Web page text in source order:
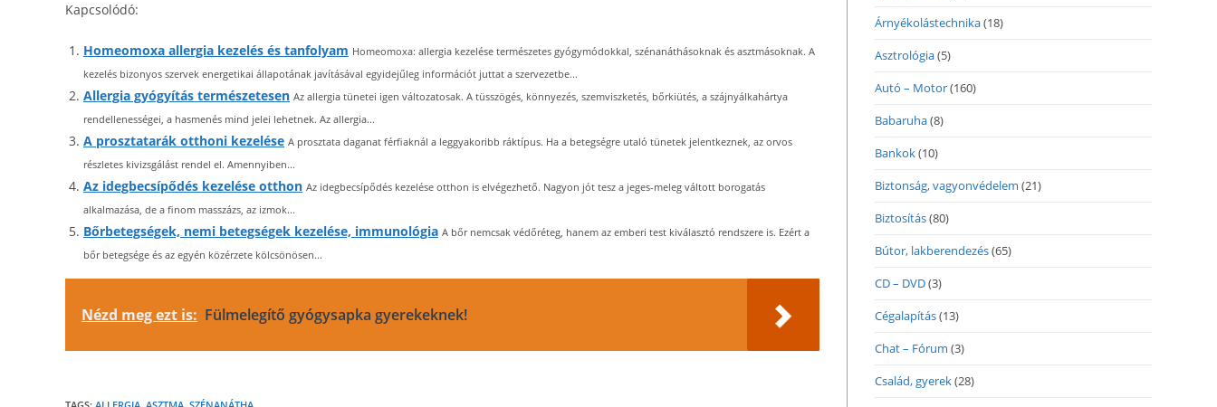
Kapcsolódó:
Homeomoxa allergia kezelés és tanfolyam Homeomoxa: allergia kezelése természetes gyógymódokkal, szénanáthásoknak és asztmásoknak. A
kezelés bizonyos szervek energetikai állapotának javításával egyidejűleg információt juttat a szervezetbe...
Allergia gyógyítás természetesen Az allergia tünetei igen változatosak. A tüsszögés, könnyezés, szemviszketés, bőrkiütés, a szájnyálkahártya
rendellenességei, a hasmenés mind jelei lehetnek. Az allergia...
A prosztatarák otthoni kezelése A prosztata daganat férfiaknál a leggyakoribb ráktípus. Ha a betegségre utaló tünetek jelentkeznek, az orvos
részletes kivizsgálást rendel el. Amennyiben...
Az idegbecsípődés kezelése otthon Az idegbecsípődés kezelése otthon is elvégezhető. Nagyon jót tesz a jeges-meleg váltott borogatás
alkalmazása, de a finom masszázs, az izmok...
Bőrbetegségek, nemi betegségek kezelése, immunológia A bőr nemcsak védőréteg, hanem az emberi test kiválasztó rendszere is. Ezért a
bőr betegsége és az egyén közérzete kölcsönösen...
Nézd meg ezt is: Fülmelegítő gyógysapka gyerekeknek!
Árnyékolástechnika(18)
Asztrológia(5)
Autó – Motor(160)
Babaruha(8)
Bankok(10)
Biztonság, vagyonvédelem (21)
Biztosítás(80)
Bútor, lakberendezés(65)
CD – DVD(3)
Cégalapítás(13)
Chat – Fórum (3)
Család, gyerek(28)